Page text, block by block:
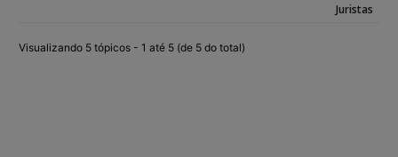
Juristas
Visualizando 5 tópicos - 1 até 5 (de 5 do total)